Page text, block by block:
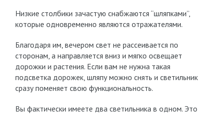
Низкие столбики зачастую снабжаются “шляпками”,
которые одновременно являются отражателями.
Благодаря им, вечером свет не рассеивается по
сторонам, а направляется вниз и мягко освещает
дорожки и растения. Если вам не нужна такая
подсветка дорожек, шляпу можно снять и светильник
сразу поменяет свою функциональность.
Вы фактически имеете два светильника в одном. Это